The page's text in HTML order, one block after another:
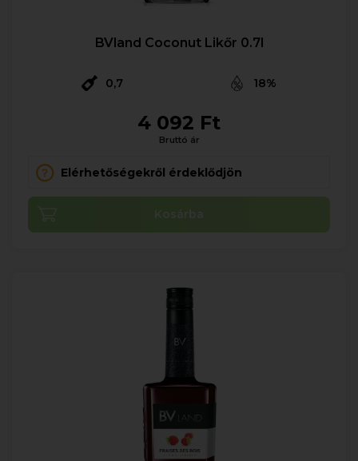
BVland Coconut Likőr 0.7l
0,7 18%
4 092 Ft
Bruttó ár
Elérhetőségekről érdeklődjön
Kosárba